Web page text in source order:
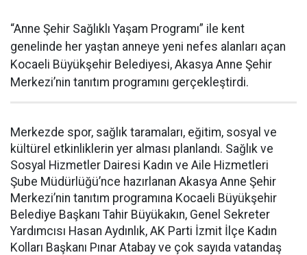
“Anne Şehir Sağlıklı Yaşam Programı” ile kent
genelinde her yaştan anneye yeni nefes alanları açan
Kocaeli Büyükşehir Belediyesi, Akasya Anne Şehir
Merkezi’nin tanıtım programını gerçekleştirdi.
Merkezde spor, sağlık taramaları, eğitim, sosyal ve
kültürel etkinliklerin yer alması planlandı. Sağlık ve
Sosyal Hizmetler Dairesi Kadın ve Aile Hizmetleri
Şube Müdürlüğü’nce hazırlanan Akasya Anne Şehir
Merkezi’nin tanıtım programına Kocaeli Büyükşehir
Belediye Başkanı Tahir Büyükakın, Genel Sekreter
Yardımcısı Hasan Aydınlık, AK Parti İzmit İlçe Kadın
Kolları Başkanı Pınar Atabay ve çok sayıda vatandaş